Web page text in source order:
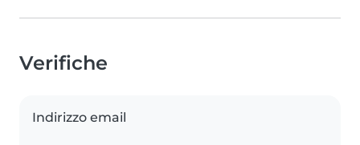
Verifiche
Indirizzo email